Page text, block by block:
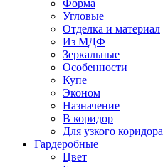
Форма
Угловые
Отделка и материал
Из МДФ
Зеркальные
Особенности
Купе
Эконом
Назначение
В коридор
Для узкого коридора
Гардеробные
Цвет